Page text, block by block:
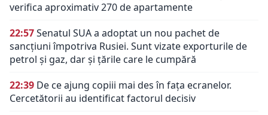
verifica aproximativ 270 de apartamente
22:57Senatul SUA a adoptat un nou pachet de
sancțiuni împotriva Rusiei. Sunt vizate exporturile de
petrol și gaz, dar și țările care le cumpără
22:39 De ce ajung copiii mai des în fața ecranelor.
Cercetătorii au identificat factorul decisiv